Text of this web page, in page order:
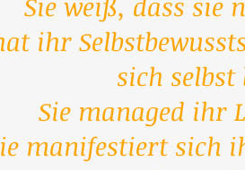
ihr
sich selbst
Sie managed ihr
manifestiert sich